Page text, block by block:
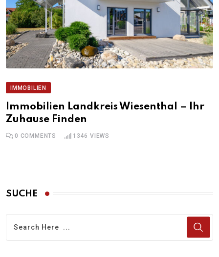
IMMOBILIEN
Immobilien Landkreis Wiesenthal – Ihr
Zuhause Finden
0 COMMENTS 1346 VIEWS
SUCHE